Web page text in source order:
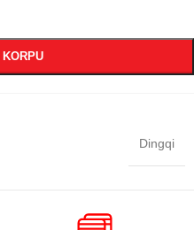
KORPU
Dingqi